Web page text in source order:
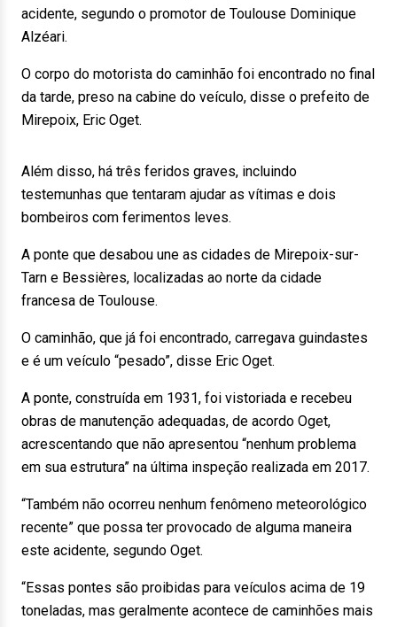
acidente, segundo o promotor de Toulouse Dominique
Alzéari.
O corpo do motorista do caminhão foi encontrado no final
da tarde, preso na cabine do veículo, disse o prefeito de
Mirepoix, Eric Oget.
Além disso, há três feridos graves, incluindo
testemunhas que tentaram ajudar as vítimas e dois
bombeiros com ferimentos leves.
A ponte que desabou une as cidades de Mirepoix-sur-
Tarn e Bessières, localizadas ao norte da cidade
francesa de Toulouse.
O caminhão, que já foi encontrado, carregava guindastes
e é um veículo “pesado”, disse Eric Oget.
A ponte, construída em 1931, foi vistoriada e recebeu
obras de manutenção adequadas, de acordo Oget,
acrescentando que não apresentou “nenhum problema
em sua estrutura” na última inspeção realizada em 2017.
“Também não ocorreu nenhum fenômeno meteorológico
recente” que possa ter provocado de alguma maneira
este acidente, segundo Oget.
“Essas pontes são proibidas para veículos acima de 19
toneladas, mas geralmente acontece de caminhões mais